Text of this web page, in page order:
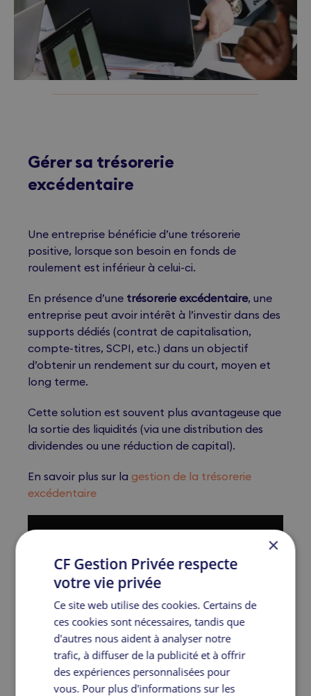
Gérer sa trésorerie
excédentaire
Une entreprise bénéficie d’une trésorerie
positive, lorsque son besoin en fonds de
roulement est inférieur à celui-ci.
En présence d’une trésorerie excédentaire, une
entreprise peut avoir intérêt à l’investir dans des
supports dédiés (contrat de capitalisation,
compte-titres, SCPI, etc.) dans un objectif
d’obtenir un rendement sur du court, moyen et
long terme.
Cette solution est souvent plus avantageuse que
la sortie des liquidités (via une distribution des
dividendes ou une réduction de capital).
En savoir plus sur la gestion de la trésorerie
excédentaire
×
CF Gestion Privée respecte
votre vie privée
Ce site web utilise des cookies. Certains de
ces cookies sont nécessaires, tandis que
d'autres nous aident à analyser notre
trafic, à diffuser de la publicité et à offrir
des expériences personnalisées pour
vous. Pour plus d'informations sur les